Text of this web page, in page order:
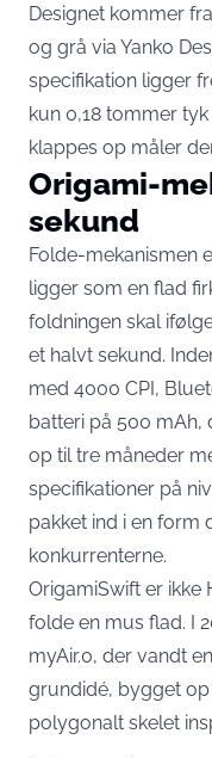
Designet kommer
og grå via Yanko
specifikation ligger
kun 0,18 tommer
klappes op måler
Origami-
sekund
Folde-mekanismen
ligger som en flad
foldningen skal
et halvt sekund.
med 4000 CPI,
batteri på 500
op til tre måneder
specifikationer på
pakket ind i en form
konkurrenterne.
OrigamiSwift er
folde en mus flad. I
myAir.0, der vandt en
grundidé, bygget
polygonalt skelet